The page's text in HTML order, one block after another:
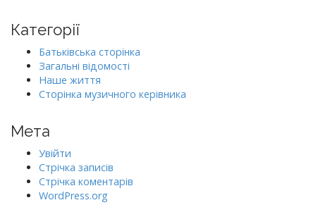
Категорії
Батьківська сторінка
Загальні відомості
Наше життя
Сторінка музичного керівника
Мета
Увійти
Стрічка записів
Стрічка коментарів
WordPress.org